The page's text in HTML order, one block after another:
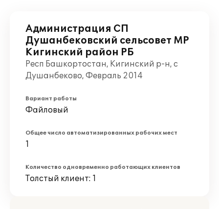
Администрация СП
Душанбековский сельсовет МР
Кигинский район РБ
Респ Башкортостан, Кигинский р-н, с
Душанбеково, Февраль 2014
Вариант работы
Файловый
Общее число автоматизированных рабочих мест
1
Количество одновременно работающих клиентов
Толстый клиент: 1